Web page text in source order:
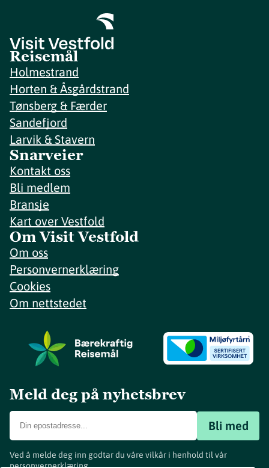
Reisemål
Holmestrand
Horten & Åsgårdstrand
Tønsberg & Færder
Sandefjord
Larvik & Stavern
Snarveier
Kontakt oss
Bli medlem
Bransje
Kart over Vestfold
Om Visit Vestfold
Om oss
Personvernerklæring
Cookies
Om nettstedet
Meld deg på nyhetsbrev
Bli med
Ved å melde deg inn godtar du våre vilkår i henhold til vår
personvernerklæring.